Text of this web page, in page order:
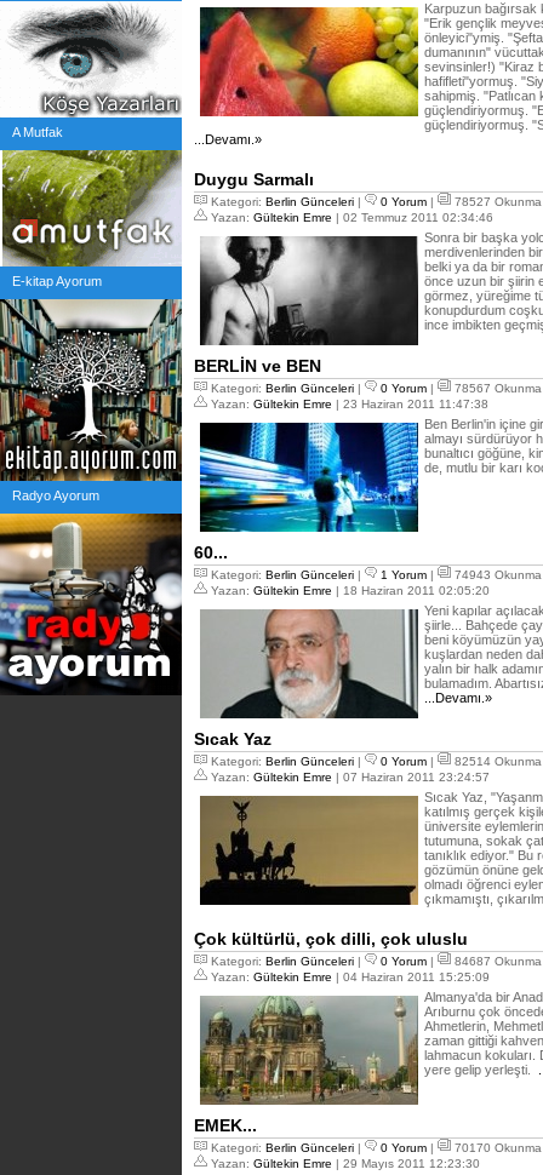
A Mutfak
E-kitap Ayorum
Radyo Ayorum
Karpuzun bağırsak
"Erik gençlik
önleyici"ymiş.
dumanının"
sevinsinler!) "Kiraz
hafifleti"yormuş.
sahipmiş. "Patlıcan
güçlendiriyormuş.
güçlendiriyormuş.
...Devamı.»
Duygu Sarmalı
Kategori: Berlin Günceleri | 0 Yorum |
78527 Okunma
Yazan: Gültekin Emre | 02 Temmuz 2011 02:34:46
Sonra bir başka
merdivenlerinden
belki ya da bir
önce uzun bir şiirin
görmez, yüreğime
konupdurdum
ince imbikten
BERLİN ve BEN
Kategori: Berlin Günceleri | 0 Yorum |
78567 Okunma
Yazan: Gültekin Emre | 23 Haziran 2011 11:47:38
Ben Berlin'in içine
almayı sürdürüyor
bunaltıcı göğüne,
de, mutlu bir karı
60...
Kategori: Berlin Günceleri | 1 Yorum |
74943 Okunma
Yazan: Gültekin Emre | 18 Haziran 2011 02:05:20
Yeni kapılar
şiirle... Bahçede
beni köyümüzün
kuşlardan neden
yalın bir halk
bulamadım.
...Devamı.»
Sıcak Yaz
Kategori: Berlin Günceleri | 0 Yorum |
82514 Okunma
Yazan: Gültekin Emre | 07 Haziran 2011 23:24:57
Sıcak Yaz,
katılmış gerçek
üniversite
tutumuna, sokak
tanıklık ediyor." Bu
gözümün önüne
olmadı öğrenci
çıkmamıştı,
Çok kültürlü, çok dilli, çok uluslu
Kategori: Berlin Günceleri | 0 Yorum |
84687 Okunma
Yazan: Gültekin Emre | 04 Haziran 2011 15:25:09
Almanya'da bir
Arıburnu çok
Ahmetlerin,
zaman gittiği
lahmacun kokuları.
yere gelip yerleşti.
EMEK...
Kategori: Berlin Günceleri | 0 Yorum |
70170 Okunma
Yazan: Gültekin Emre | 29 Mayıs 2011 12:23:30